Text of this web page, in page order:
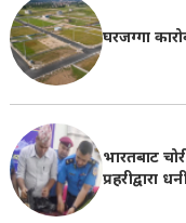
घरजग्गा
भारतबाट
प्रहरीद्वारा